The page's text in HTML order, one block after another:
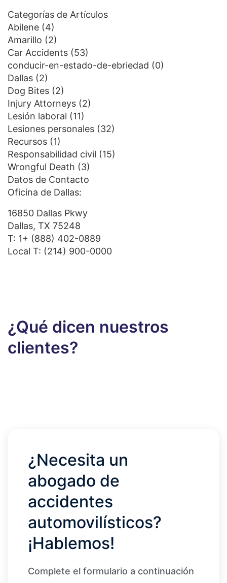
Categorías de Artículos
Abilene (4)
Amarillo (2)
Car Accidents (53)
conducir-en-estado-de-ebriedad (0)
Dallas (2)
Dog Bites (2)
Injury Attorneys (2)
Lesión laboral (11)
Lesiones personales (32)
Recursos (1)
Responsabilidad civil (15)
Wrongful Death (3)
Datos de Contacto
Oficina de Dallas:
16850 Dallas Pkwy
Dallas, TX 75248
T: 1+ (888) 402-0889
Local T: (214) 900-0000
¿Qué dicen nuestros
clientes?
¿Necesita un
abogado de
accidentes
automovilísticos?
¡Hablemos!
Complete el formulario a continuación